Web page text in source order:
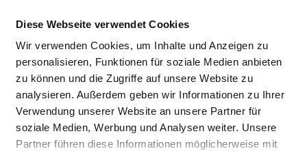
Diese Webseite verwendet Cookies
Wir verwenden Cookies, um Inhalte und Anzeigen zu
personalisieren, Funktionen für soziale Medien anbieten
zu können und die Zugriffe auf unsere Website zu
analysieren. Außerdem geben wir Informationen zu Ihrer
Verwendung unserer Website an unsere Partner für
soziale Medien, Werbung und Analysen weiter. Unsere
Partner führen diese Informationen möglicherweise mit
Tübinger Str. 30
72336 Balingen
Phone:07433-9092-2951
Fax: 07433-9092-2955
Mail:ed.mukinilk-blanrelloz@ofni
With emergency ambulance
Approach